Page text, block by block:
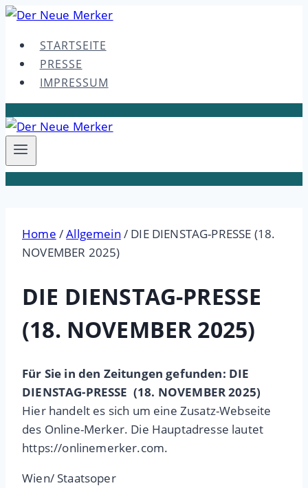
Skip
contentSTARTSEITE
PRESSE
IMPRESSUM
Home /Allgemein / DIE DIENSTAG-PRESSE (18.
NOVEMBER 2025)
DIE DIENSTAG-PRESSE
(18. NOVEMBER 2025)
Für Sie in den Zeitungen gefunden: DIE
DIENSTAG-PRESSE (18. NOVEMBER 2025)
Hier handelt es sich um eine Zusatz-Webseite
des Online-Merker. Die Hauptadresse lautet
https://onlinemerker.com.
Wien/ Staatsoper